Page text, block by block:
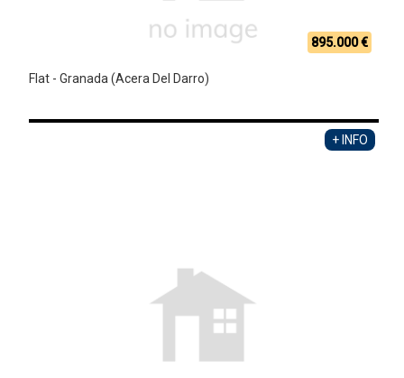
895.000 €
Flat - Granada (Acera Del Darro)
+ INFO